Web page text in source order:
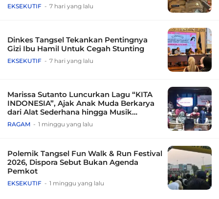
EKSEKUTIF 7 hari yang lalu
Dinkes Tangsel Tekankan Pentingnya
Gizi Ibu Hamil Untuk Cegah Stunting
EKSEKUTIF 7 hari yang lalu
Marissa Sutanto Luncurkan Lagu “KITA
INDONESIA”, Ajak Anak Muda Berkarya
dari Alat Sederhana hingga Musik
Tradisional
RAGAM 1 minggu yang lalu
Polemik Tangsel Fun Walk & Run Festival
2026, Dispora Sebut Bukan Agenda
Pemkot
EKSEKUTIF 1 minggu yang lalu